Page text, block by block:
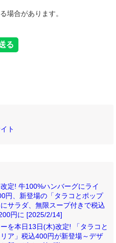
場合があります。
ト
定! 牛100%ハンバーグにライ
円、新登場の「タラコとポップ
サラダ、無限スープ付きで税込
円に [2025/2/14]
を本日13日(木)改定! 「タラコと
ア」税込400円が新登場～デザ